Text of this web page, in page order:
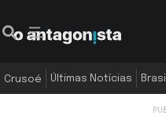
Crusoé Últimas Notícias Brasil